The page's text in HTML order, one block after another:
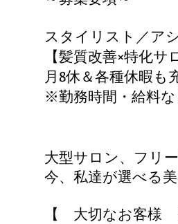
スタイリスト／ア
【髪質改善×特化
月8休＆各種休暇も
※勤務時間・給料
大型サロン、フリ
今、私達が選べる
【 大切なお客様